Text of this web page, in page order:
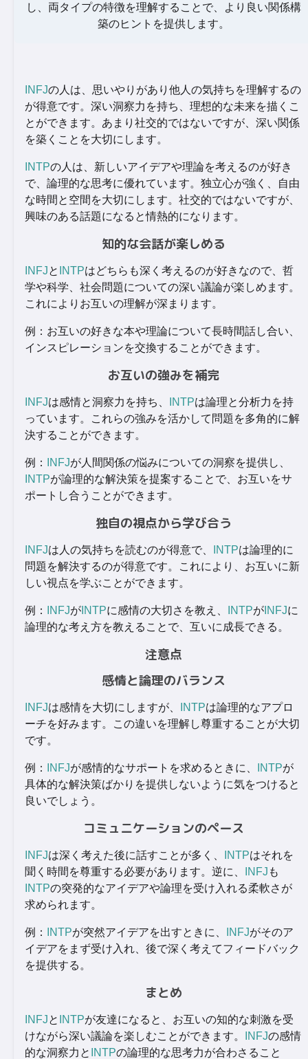
し、両タイプの特徴を理解することで、より良い関係構
築のヒントを提供します。
INFJの人は、思いやりがあり他人の気持ちを理解するの
が得意です。深い洞察力を持ち、理想的な未来を描くこ
とができます。あまり社交的ではないですが、深い関係
を築くことを大切にします。
INTPの人は、新しいアイデアや理論を考えるのが好き
で、論理的な思考に優れています。独立心が強く、自由
な時間と空間を大切にします。社交的ではないですが、
興味のある話題になると情熱的になります。
知的な会話が楽しめる
INFJと INTPはどちらも深く考えるのが好きなので、哲
学や科学、社会問題についての深い議論が楽しめます。
これによりお互いの理解が深まります。
例：お互いの好きな本や理論について長時間話し合い、
インスピレーションを交換することができます。
お互いの強みを補完
INFJは感情と洞察力を持ち、 INTPは論理と分析力を持
っています。これらの強みを活かして問題を多角的に解
決することができます。
例： INFJが人間関係の悩みについての洞察を提供し、
INTPが論理的な解決策を提案することで、お互いをサ
ポートし合うことができます。
独自の視点から学び合う
INFJは人の気持ちを読むのが得意で、 INTPは論理的に
問題を解決するのが得意です。これにより、お互いに新
しい視点を学ぶことができます。
例： INFJが INTPに感情の大切さを教え、 INTPが INFJに
論理的な考え方を教えることで、互いに成長できる。
注意点
感情と論理のバランス
INFJは感情を大切にしますが、 INTPは論理的なアプロ
ーチを好みます。この違いを理解し尊重することが大切
です。
例： INFJが感情的なサポートを求めるときに、 INTPが
具体的な解決策ばかりを提供しないように気をつけると
良いでしょう。
コミュニケーションのペース
INFJは深く考えた後に話すことが多く、 INTPはそれを
聞く時間を尊重する必要があります。逆に、
INFJ も
INTPの突発的なアイデアや論理を受け入れる柔軟さが
求められます。
例： INTPが突然アイデアを出すときに、 INFJがそのア
イデアをまず受け入れ、後で深く考えてフィードバック
を提供する。
まとめ
INFJと INTPが友達になると、お互いの知的な刺激を受
けながら深い議論を楽しむことができます。
INFJの感情
的な洞察力と INTPの論理的な思考力が合わさること